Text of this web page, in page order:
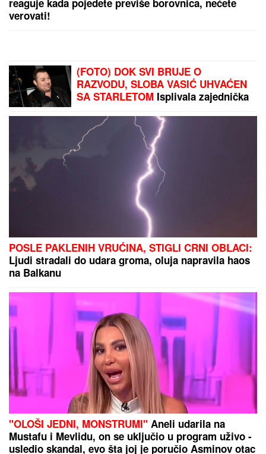
POLOVINOM AVGUSTA OPET 40
Voditeljka otkrila šta je dovelo do
prekida
OVO SU NOVE CENE GORIVA:
plaćati benzin i dizel na pumpama
PRAZNIK ANIMACIJE UVRANjU:
HRVATSKA OBJAVILA SPISAK:
Hezonja i Zubac predvode "vatrene"
u kvalifikacijama za Mundobasket